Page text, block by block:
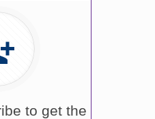
to get the